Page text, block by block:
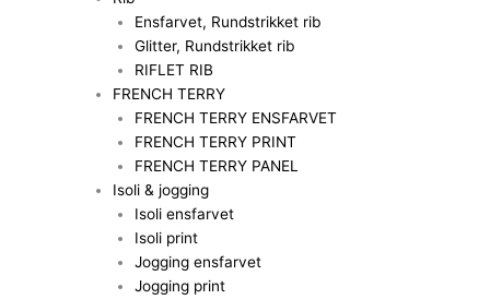
Ensfarvet, Rundstrikket rib
Glitter, Rundstrikket rib
RIFLET RIB
FRENCH TERRY
FRENCH TERRY ENSFARVET
FRENCH TERRY PRINT
FRENCH TERRY PANEL
Isoli & jogging
Isoli ensfarvet
Isoli print
Jogging ensfarvet
Jogging print